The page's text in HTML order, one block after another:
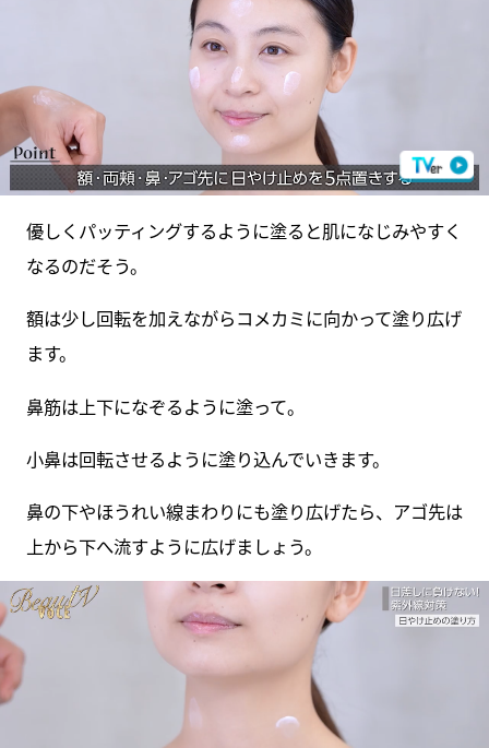
優しくパッティングするように塗ると肌になじみやすく
なるのだそう。
額は少し回転を加えながらコメカミに向かって塗り広げ
ます。
鼻筋は上下になぞるように塗って。
小鼻は回転させるように塗り込んでいきます。
鼻の下やほうれい線まわりにも塗り広げたら、アゴ先は
上から下へ流すように広げましょう。